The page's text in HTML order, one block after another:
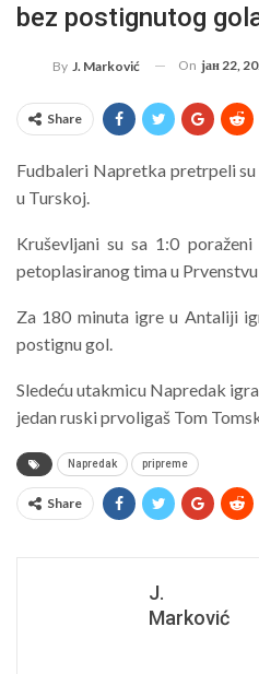
bez postignutog
By J. Marković On јан 22,
Share
Fudbaleri Napretka pretrpeli
u Turskoj.
Kruševljani su sa 1:0
petoplasiranog tima u Prvenstvu
Za 180 minuta igre u Antaliji
postignu gol.
Sledeću utakmicu Napredak
jedan ruski prvoligaš Tom
Napredak pripreme
Share
J.
Marković